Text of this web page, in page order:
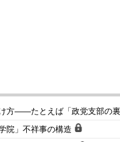
方――たとえば「政党支部の
院」不祥事の構造